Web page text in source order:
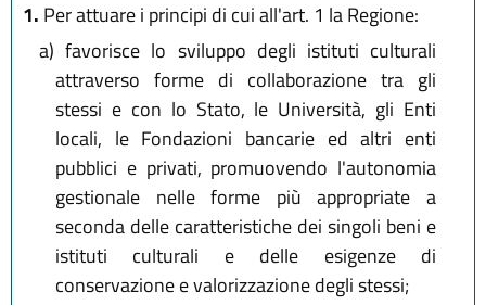
1. Per attuare i principi di cui all'art. 1 la Regione:
a) favorisce lo sviluppo degli istituti culturali
attraverso forme di collaborazione tra gli
stessi e con lo Stato, le Università, gli Enti
locali, le Fondazioni bancarie ed altri enti
pubblici e privati, promuovendo l'autonomia
gestionale nelle forme più appropriate a
seconda delle caratteristiche dei singoli beni e
istituti culturali e delle esigenze di
conservazione e valorizzazione degli stessi;